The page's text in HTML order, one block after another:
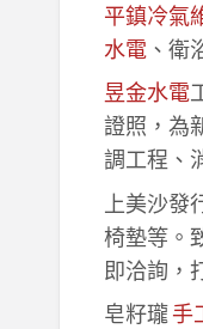
平鎮冷氣
水電、衛
昱金水電
證照，為
調工程、
上美沙發
椅墊等。
即洽詢，
皂籽瓏手